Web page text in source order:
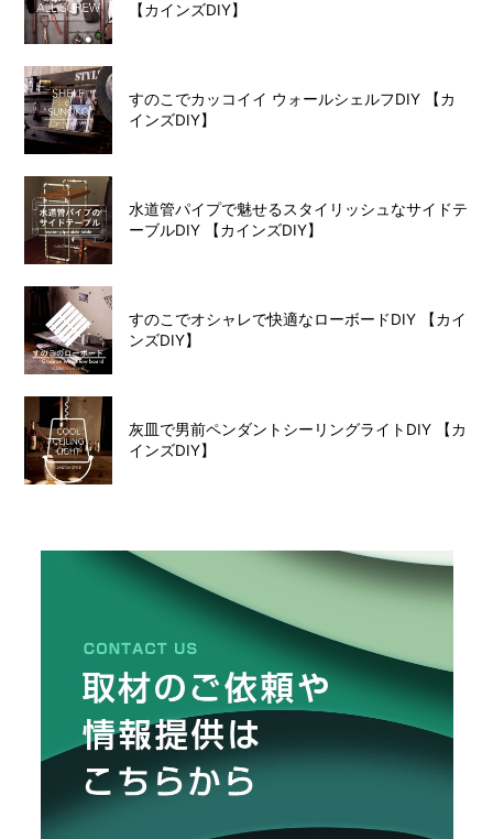
【カインズDIY】
すのこでカッコイイ ウォールシェルフDIY 【カ
インズDIY】
水道管パイプで魅せるスタイリッシュなサイドテ
ーブルDIY 【カインズDIY】
すのこでオシャレで快適なローボードDIY 【カイ
ンズDIY】
灰皿で男前ペンダントシーリングライトDIY 【カ
インズDIY】